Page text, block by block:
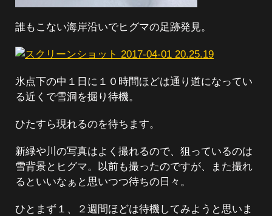
誰もこない海岸沿いでヒグマの足跡発見。
氷点下の中１日に１０時間ほどは通り道になってい
る近くで雪洞を掘り待機。
ひたすら現れるのを待ちます。
新緑や川の写真はよく撮れるので、狙っているのは
雪背景とヒグマ。以前も撮ったのですが、また撮れ
るといいなぁと思いつつ待ちの日々。
ひとまず１、２週間ほどは待機してみようと思いま